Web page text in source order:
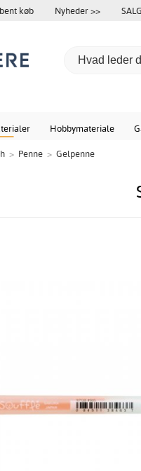
køb Nyheder >>
Hobbymateriale
> Penne > Gelpenne